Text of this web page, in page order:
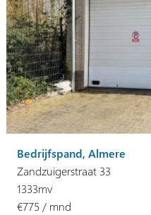
Bedrijfspand, Almere
Zandzuigerstraat 33
1333mv
€775 / mnd